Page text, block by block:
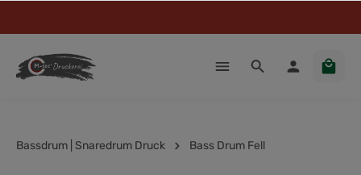
Bassdrum | Snaredrum Druck Bass Drum Fell